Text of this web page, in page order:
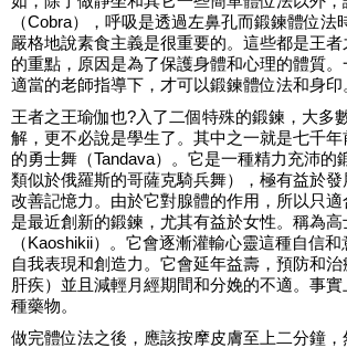
（Cobra），呼吸是透過左鼻孔而鍛鍊體位法
嚴格地說素食主義是很重要的。這些都是王
的重點，原因是為了保護身體和心理的體質
適當的老師指導下，才可以鍛鍊體位法和身印
王者之王瑜伽也?入了二個特殊的鍛鍊，大多
解，更不必說是學生了。其中之一就是七千
的勇士舞（Tandava）。它是一種精力充沛的
類似於俄羅斯的哥薩克騎兵舞），極有益於發
改善記憶力。由於它對腺體的作用，所以只適
是最近創新的鍛鍊，尤其有益於女性。稱為高
（Kaoshikii）。它會逐漸灌輸心靈這種自信
自我表現和創造力。它會延年益壽，預防和
肝疾）並且減輕月經期間和分娩的不適。事
種藥物。
做完體位法之後，應該按摩皮膚至上二分鐘，